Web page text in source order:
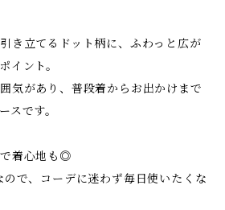
き立てるドット柄に、ふわっと広が
イント。
気があり、普段着からお出かけまで
スです。
着心地も◎
ので、コーデに迷わず毎日使いたくな